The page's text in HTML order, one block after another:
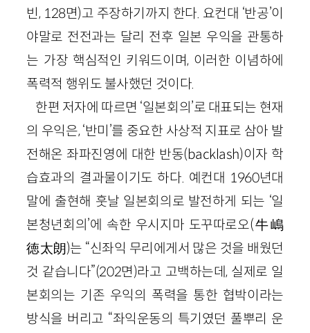
빈, 128면)고 주장하기까지 한다. 요컨대 ‘반공’이
야말로 전전과는 달리 전후 일본 우익을 관통하
는 가장 핵심적인 키워드이며, 이러한 이념하에
폭력적 행위도 불사했던 것이다.
한편 저자에 따르면 ‘일본회의’로 대표되는 현재
의 우익은, ‘반미’를 중요한 사상적 지표로 삼아 발
전해온 좌파진영에 대한 반동(backlash)이자 학
습효과의 결과물이기도 하다. 예컨대 1960년대
말에 출현해 훗날 일본회의로 발전하게 되는 ‘일
본청년회의’에 속한 우시지마 도꾸따로오(牛嶋
徳太朗)는 “신좌익 무리에게서 많은 것을 배웠던
것 같습니다”(202면)라고 고백하는데, 실제로 일
본회의는 기존 우익의 폭력을 통한 협박이라는
방식을 버리고 “좌익운동의 특기였던 풀뿌리 운